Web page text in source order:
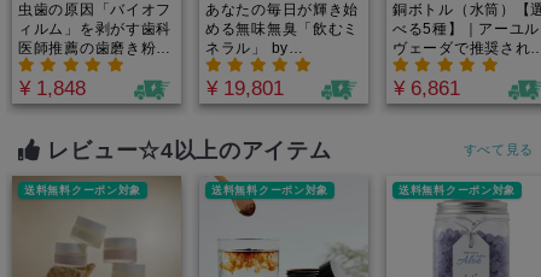
虫歯の原因「バイオフ
ィルム」を剥がす歯科
医師推薦の歯磨き粉
【メンソール】 60g
¥ 1,848
あなたの毎日が輝き始
める無味無臭「飲むミ
ネラル」 by
Minery(ミネリー）カ
ナダ原生林から誕生！
重金属・農薬テスト済
月分でお得！1日188
円からのミネラル週
間。
¥ 19,801
銅ボトル（水筒）【
べる5種】｜アーユル
ヴェーダで推奨され
銅製ボトル。入れる
浄化したアルカリ性
お水に。世界各国で
アイテム。
¥ 6,861
レビュー☆4以上のアイテム すべて見る
送料無料クーポン対象 送料無料クーポン対象 送料無料クーポン対象